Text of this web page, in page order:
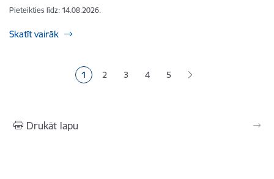
Pieteikties līdz: 14.08.2026.
Skatīt vairāk
Pašreizējā lapa
1 Lapa
2 Lapa
3 Lapa
4 Lapa
5
Drukāt lapu